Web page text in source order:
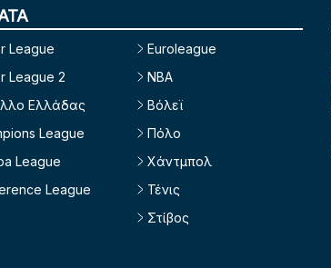
League
League 2
Ελλάδας
League
League
League
Euroleague
NBA
Βόλεϊ
Πόλο
Χάντμπολ
Τένις
Στίβος